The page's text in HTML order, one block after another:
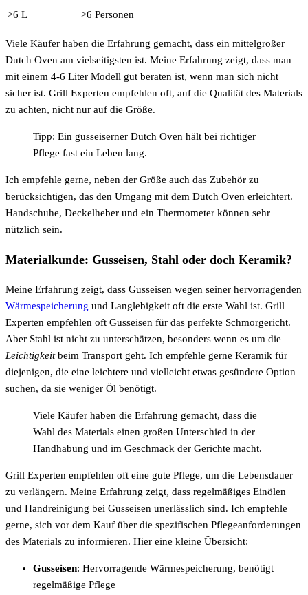
>6 L
>6 Personen
Viele Käufer haben die Erfahrung gemacht, dass ein mittelgroßer
Dutch Oven am vielseitigsten ist. Meine Erfahrung zeigt, dass man
mit einem 4-6 Liter Modell gut beraten ist, wenn man sich nicht
sicher ist. Grill Experten empfehlen oft, auf die Qualität des Materials
zu achten, nicht nur auf die Größe.
Tipp: Ein gusseiserner Dutch Oven hält bei richtiger
Pflege fast ein Leben lang.
Ich empfehle gerne, neben der Größe auch das Zubehör zu
berücksichtigen, das den Umgang mit dem Dutch Oven erleichtert.
Handschuhe, Deckelheber und ein Thermometer können sehr
nützlich sein.
Materialkunde: Gusseisen, Stahl oder doch Keramik?
Meine Erfahrung zeigt, dass Gusseisen wegen seiner hervorragenden
Wärmespeicherung und Langlebigkeit oft die erste Wahl ist. Grill
Experten empfehlen oft Gusseisen für das perfekte Schmorgericht.
Aber Stahl ist nicht zu unterschätzen, besonders wenn es um die
Leichtigkeitbeim Transport geht. Ich empfehle gerne Keramik für
diejenigen, die eine leichtere und vielleicht etwas gesündere Option
suchen, da sie weniger Öl benötigt.
Viele Käufer haben die Erfahrung gemacht, dass die
Wahl des Materials einen großen Unterschied in der
Handhabung und im Geschmack der Gerichte macht.
Grill Experten empfehlen oft eine gute Pflege, um die Lebensdauer
zu verlängern. Meine Erfahrung zeigt, dass regelmäßiges Einölen
und Handreinigung bei Gusseisen unerlässlich sind. Ich empfehle
gerne, sich vor dem Kauf über die spezifischen Pflegeanforderungen
des Materials zu informieren. Hier eine kleine Übersicht:
Gusseisen: Hervorragende Wärmespeicherung, benötigt
regelmäßige Pflege